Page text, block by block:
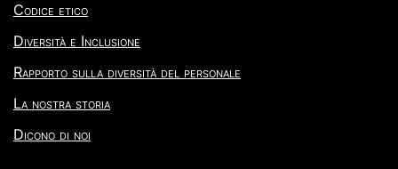
Codice etico
Diversità e Inclusione
Rapporto sulla diversità del personale
La nostra storia
Dicono di noi